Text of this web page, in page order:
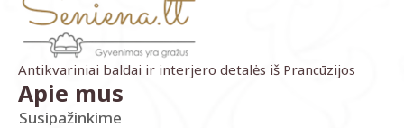
Antikvariniai baldai ir interjero detalės iš Prancūzijos
Apie mus
Susipažinkime